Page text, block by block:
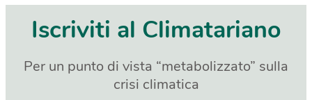
Iscriviti al Climatariano
Per un punto di vista “metabolizzato” sulla
crisi climatica